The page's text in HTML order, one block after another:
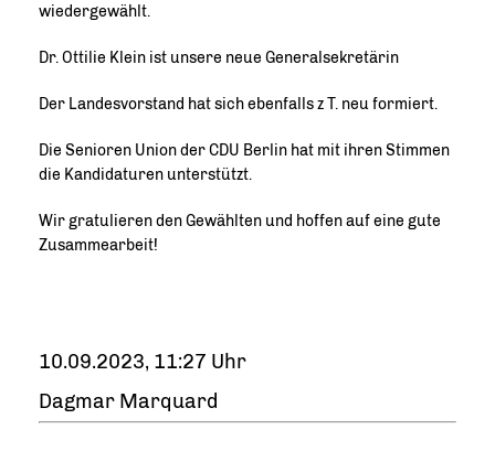
wiedergewählt.
Dr. Ottilie Klein ist unsere neue Generalsekretärin
Der Landesvorstand hat sich ebenfalls z T. neu formiert.
Die Senioren Union der CDU Berlin hat mit ihren Stimmen
die Kandidaturen unterstützt.
Wir gratulieren den Gewählten und hoffen auf eine gute
Zusammearbeit!
10.09.2023, 11:27 Uhr
Dagmar Marquard